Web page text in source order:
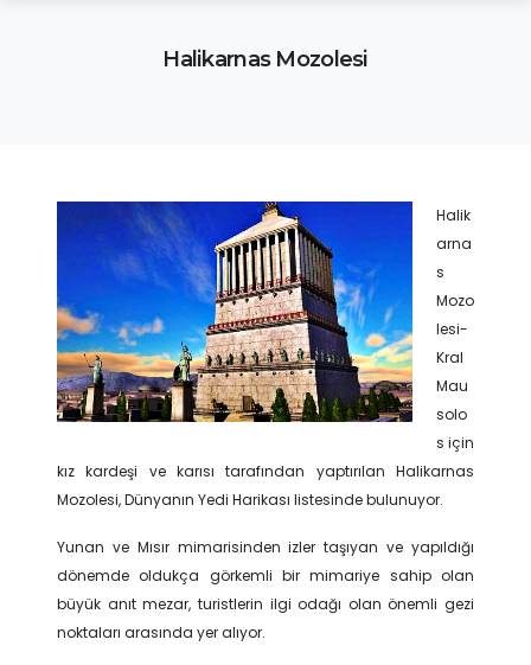
Halikarnas Mozolesi
Halik
arna
s
Mozo
lesi-
Kral
Mau
solo
s için
kız kardeşi ve karısı tarafından yaptırılan Halikarnas
Mozolesi, Dünyanın Yedi Harikası listesinde bulunuyor.
Yunan ve Mısır mimarisinden izler taşıyan ve yapıldığı
dönemde oldukça görkemli bir mimariye sahip olan
büyük anıt mezar, turistlerin ilgi odağı olan önemli gezi
noktaları arasında yer alıyor.